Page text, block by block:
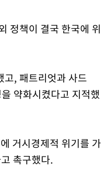
정책이 결국 한국에 위
고, 패트리엇과 사드
약화시켰다고 지적했
거시경제적 위기를 가
촉구했다.